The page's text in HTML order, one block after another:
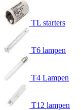
TL starters
T6 lampen
T4 Lampen
T12 lampen